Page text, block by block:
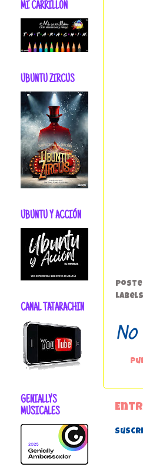
MI CARRILLÓN
UBUNTU ZIRCUS
UBUNTU Y ACCIÓN
CANAL TATARACHIN
GENIALLYS
MUSICALES